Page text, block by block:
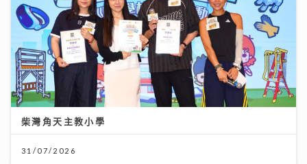
柴灣角天主教小學
31/07/2026